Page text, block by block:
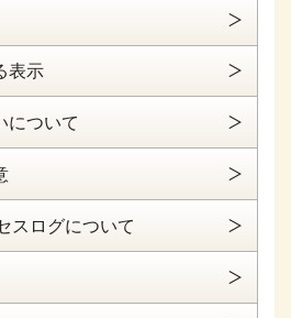
表示
について
スログについて